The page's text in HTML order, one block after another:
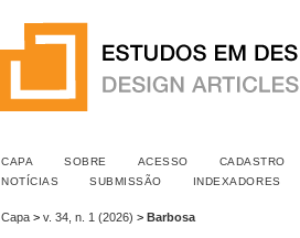
CAPA SOBRE ACESSO
CADASTRO
NOTÍCIAS
SUBMISSÃO INDEXADORES
Capa > v. 34, n. 1 (2026) > Barbosa